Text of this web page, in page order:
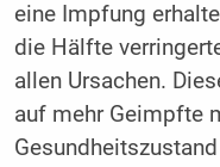
eine Impfung
die Hälfte
allen Ursachen.
auf mehr Geimpfte